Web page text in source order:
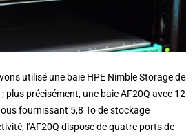
utilisé une baie HPE Nimble Storage de
plus précisément, une baie AF20Q avec 12
fournissant 5,8 To de stockage
l’AF20Q dispose de quatre ports de